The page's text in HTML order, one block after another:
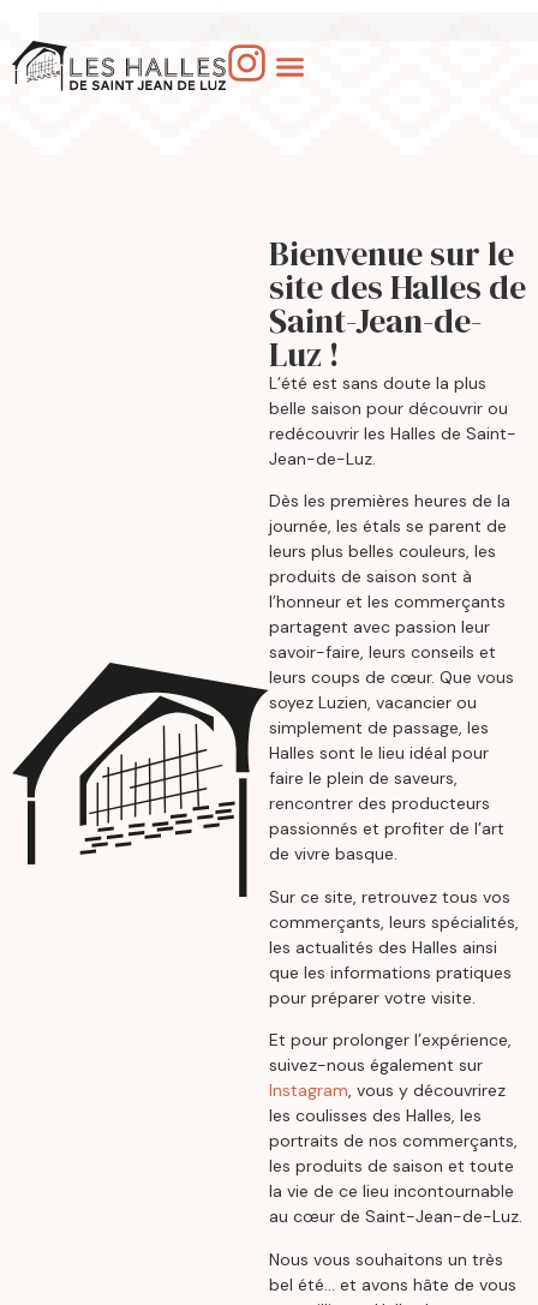
Bienvenue sur le
site des Halles de
Saint-Jean-de-
Luz !
L’été est sans doute la plus
belle saison pour découvrir ou
redécouvrir les Halles de Saint-
Jean-de-Luz.
Dès les premières heures de la
journée, les étals se parent de
leurs plus belles couleurs, les
produits de saison sont à
l’honneur et les commerçants
partagent avec passion leur
savoir-faire, leurs conseils et
leurs coups de cœur. Que vous
soyez Luzien, vacancier ou
simplement de passage, les
Halles sont le lieu idéal pour
faire le plein de saveurs,
rencontrer des producteurs
passionnés et profiter de l’art
de vivre basque.
Sur ce site, retrouvez tous vos
commerçants, leurs spécialités,
les actualités des Halles ainsi
que les informations pratiques
pour préparer votre visite.
Et pour prolonger l’expérience,
suivez-nous également sur
Instagram, vous y découvrirez
les coulisses des Halles, les
portraits de nos commerçants,
les produits de saison et toute
la vie de ce lieu incontournable
au cœur de Saint-Jean-de-Luz.
Nous vous souhaitons un très
bel été… et avons hâte de vous